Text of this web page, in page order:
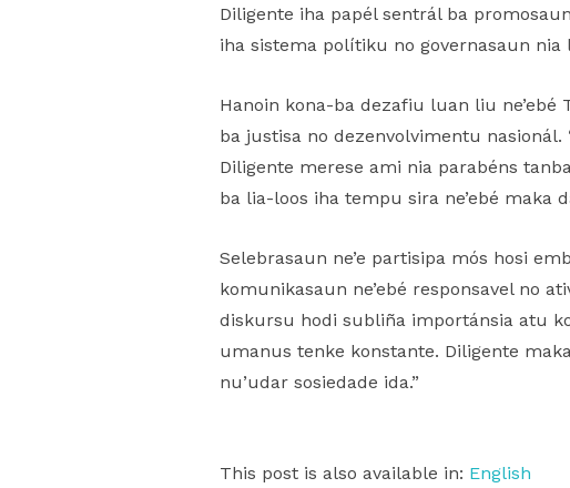
Diligente iha papél sentrál ba
iha sistema polítiku no governasaun nia
Hanoin kona-ba dezafiu luan liu
ba justisa no dezenvolvimentu
Diligente merese ami nia parabéns
ba lia-loos iha tempu sira ne’ebé maka
Selebrasaun ne’e partisipa mós hosi
komunikasaun ne’ebé responsavel no
diskursu hodi subliña importánsia atu
umanus tenke konstante. Diligente
nu’udar sosiedade ida.”
This post is also available in: English